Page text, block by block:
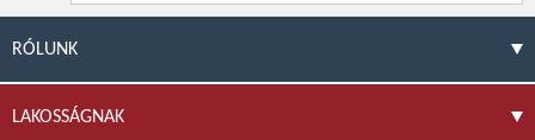
RÓLUNK
LAKOSSÁGNAK